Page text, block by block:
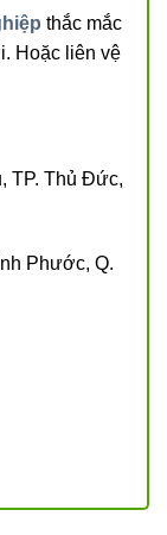
thắc mắc
Hoặc liên vệ
TP. Thủ Đức,
Phước, Q.